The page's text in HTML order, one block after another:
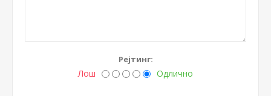
Рејтинг:
Лош Одлично